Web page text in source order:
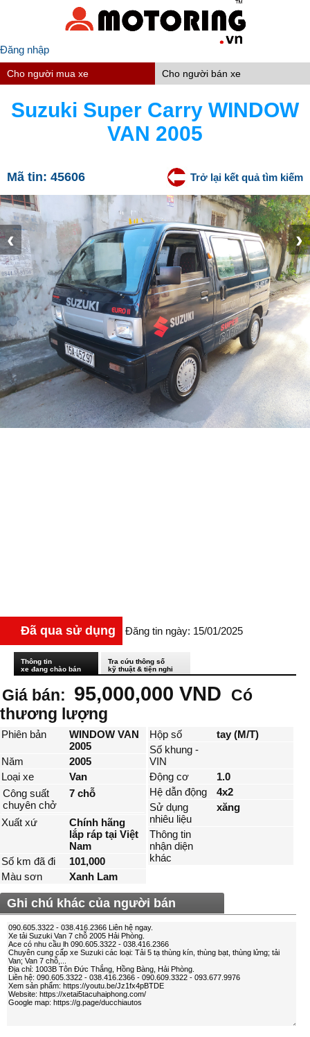
Đăng nhập
Cho người mua xe Cho người bán xe
Suzuki Super Carry WINDOW
VAN 2005
Mã tin: 45606 Trở lại kết quả tìm kiếm
‹ ›
Đã qua sử dụng Đăng tin ngày: 15/01/2025
Thông tin
xe đang chào bán
Tra cứu thông số
kỹ thuật & tiện nghi
Giá bán: 95,000,000 VND
Có
thương lượng
Phiên bản
WINDOW VAN
2005
Năm
2005
Loại xe
Van
Công suất
chuyên chở
7 chỗ
Xuất xứ
Chính hãng
lắp ráp tại Việt
Nam
Số km đã đi
101,000
Màu sơn
Xanh Lam
Hộp số
tay (M/T)
Số khung -
VIN
Động cơ
1.0
Hệ dẫn động
4x2
Sử dụng
nhiêu liệu
xăng
Thông tin
nhận diện
khác
Ghi chú khác của người bán